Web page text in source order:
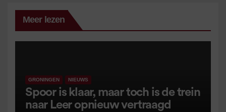
Meer lezen
GRONINGEN NIEUWS
Spoor is klaar, maar toch is de trein
naar Leer opnieuw vertraagd